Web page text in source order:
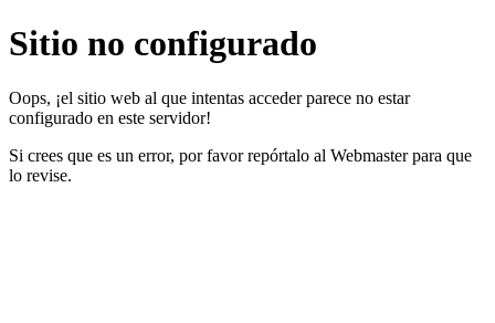
Sitio no configurado
Oops, ¡el sitio web al que intentas acceder parece no estar
configurado en este servidor!
Si crees que es un error, por favor repórtalo al Webmaster para que
lo revise.